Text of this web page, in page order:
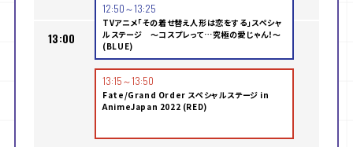
12:50～13:25
TVアニメ「その着せ替え人形は恋をする」スペシャ
ルステージ ～コスプレって…究極の愛じゃん！～
(BLUE)
13:00
13:15～13:50
Fate/Grand Order スペシャルステージ in
AnimeJapan 2022 (RED)